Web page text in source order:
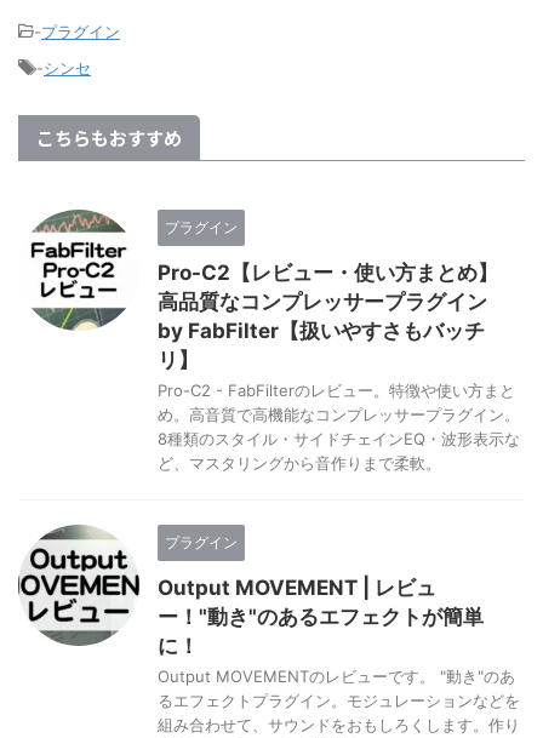
-プラグイン
-シンセ
こちらもおすすめ
プラグイン
Pro-C2【レビュー・使い方まとめ】
高品質なコンプレッサープラグイン
by FabFilter【扱いやすさもバッチ
リ】
Pro-C2 - FabFilterのレビュー。特徴や使い方まと
め。高音質で高機能なコンプレッサープラグイン。
8種類のスタイル・サイドチェインEQ・波形表示な
ど、マスタリングから音作りまで柔軟。
プラグイン
Output MOVEMENT | レビュ
ー！"動き"のあるエフェクトが簡単
に！
Output MOVEMENTのレビューです。 "動き"のあ
るエフェクトプラグイン。モジュレーションなどを
組み合わせて、サウンドをおもしろくします。作り